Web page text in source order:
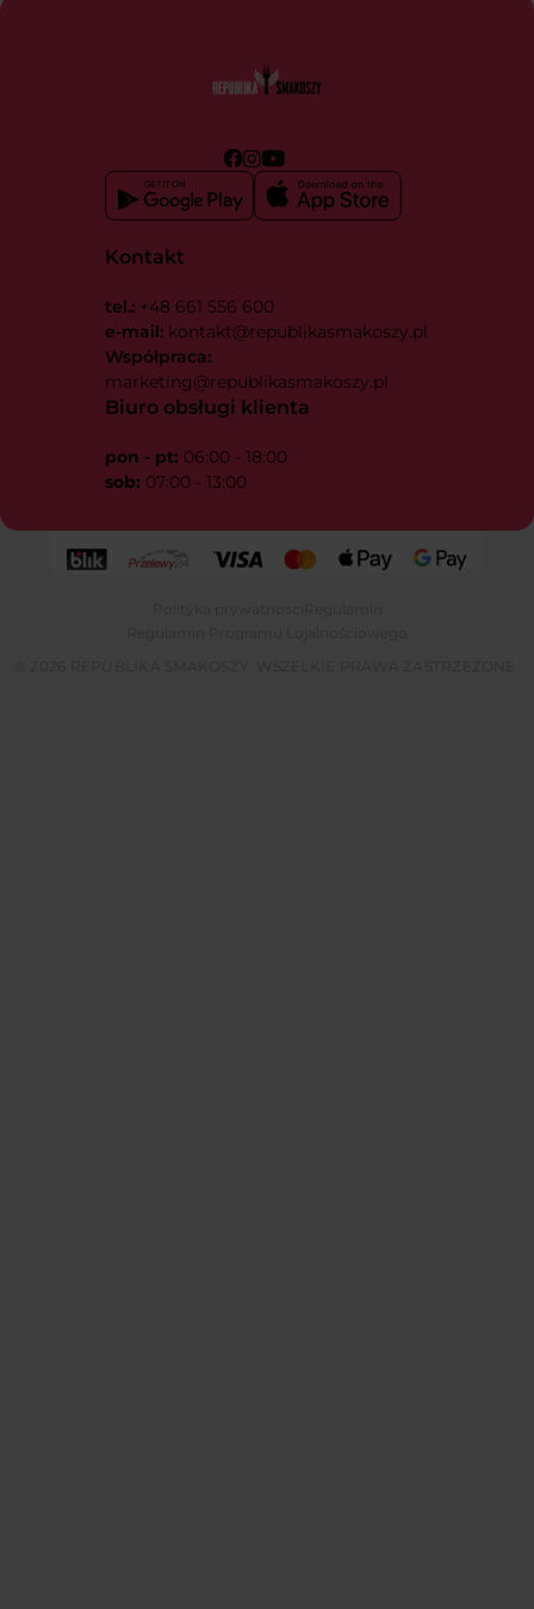
Kontakt
tel.: +48 661 556 600
e-mail: kontakt@republikasmakoszy.pl
Współpraca:
marketing@republikasmakoszy.pl
Biuro obsługi klienta
pon - pt: 06:00 - 18:00
sob: 07:00 - 13:00